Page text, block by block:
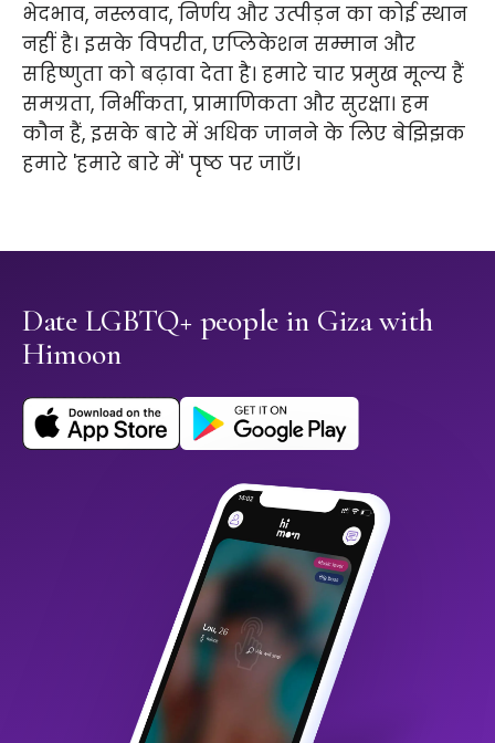
भेदभाव, नस्लवाद, निर्णय और उत्पीड़न का कोई स्थान
नहीं है। इसके विपरीत, एप्लिकेशन सम्मान और
सहिष्णुता को बढ़ावा देता है। हमारे चार प्रमुख मूल्य हैं
समग्रता, निर्भीकता, प्रामाणिकता और सुरक्षा। हम
कौन हैं, इसके बारे में अधिक जानने के लिए बेझिझक
हमारे 'हमारे बारे में' पृष्ठ पर जाएँ।
Date LGBTQ+ people in Giza with
Himoon